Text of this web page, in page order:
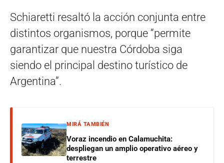
Schiaretti resaltó la acción conjunta entre
distintos organismos, porque “permite
garantizar que nuestra Córdoba siga
siendo el principal destino turístico de
Argentina”.
MIRÁ TAMBIÉN
Voraz incendio en Calamuchita:
despliegan un amplio operativo aéreo y
terrestre